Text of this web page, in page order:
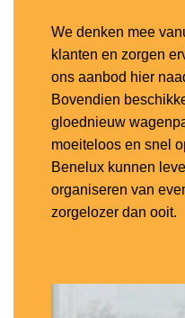
We denken mee
klanten en zorgen
ons aanbod hier
Bovendien
gloednieuw
moeiteloos en snel
Benelux kunnen
organiseren van
zorgelozer dan ooit.